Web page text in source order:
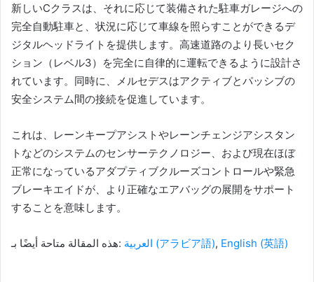
新しいCクラスは、それに応じて装備された駐車ガレージへの
完全自動駐車と、状況に応じて車線を照らすことができるデ
ジタルヘッドライトを提供します。 高速道路のより長いセク
ション（レベル3）を完全に自律的に運転できるように設計さ
れています。 同時に、メルセデスはアクティブとパッシブの
安全システム間の接続を促進しています。
これは、レーンキープアシストやレーンチェンジアシスタン
トなどのシステムのセンサーテクノロジー、および現在ほぼ
正常になっているアダプティブクルーズコントロールや緊急
ブレーキエイドが、より正確なエアバッグの展開をサポート
することを意味します。
هذه المقالة متاحة أيضًا بـ: العربية (アラビア語) English (英語)